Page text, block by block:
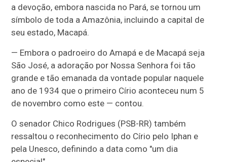
a devoção, embora nascida no Pará, se tornou um
símbolo de toda a Amazônia, incluindo a capital de
seu estado, Macapá.
— Embora o padroeiro do Amapá e de Macapá seja
São José, a adoração por Nossa Senhora foi tão
grande e tão emanada da vontade popular naquele
ano de 1934 que o primeiro Círio aconteceu num 5
de novembro como este — contou.
O senador Chico Rodrigues (PSB-RR) também
ressaltou o reconhecimento do Círio pelo Iphan e
pela Unesco, definindo a data como "um dia